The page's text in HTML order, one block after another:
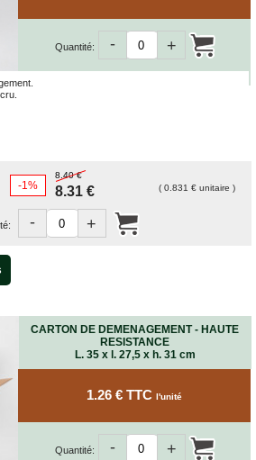
Quantité: +
-
-1%
8.40 €
8.31 € ( 0.831 € unitaire )
+
-
CARTON DE DEMENAGEMENT - HAUTE
RESISTANCE
L. 35 x l. 27,5 x h. 31 cm
1.26 € TTC l'unité
Quantité: +
-